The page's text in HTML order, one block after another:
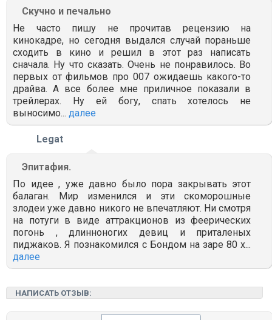
Скучно и печально
Не часто пишу не прочитав рецензию на
кинокадре, но сегодня выдался случай пораньше
сходить в кино и решил в этот раз написать
сначала. Ну что сказать. Очень не понравилось. Во
первых от фильмов про 007 ожидаешь какого-то
драйва. А все более мне приличное показали в
трейлерах. Ну ей богу, спать хотелось не
выносимо... далее
Legat
Эпитафия.
По идее , уже давно было пора закрывать этот
балаган. Мир изменился и эти скоморошные
злодеи уже давно никого не впечатляют. Ни смотря
на потуги в виде аттракционов из феерических
погонь , длинноногих девиц и приталеных
пиджаков. Я познакомился с Бондом на заре 80 х...
далее
НАПИСАТЬ ОТЗЫВ: